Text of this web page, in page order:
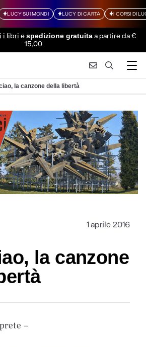
LUCY SUI MONDI LUCY DI CARTA I CORSI DI
i libri espedizione gratuitaa partire da €
15,00
la canzone della libertà
1 aprile 2016
la canzone
–